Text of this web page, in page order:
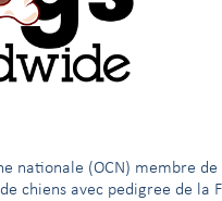
(OCN) membre
avec pedigree de la